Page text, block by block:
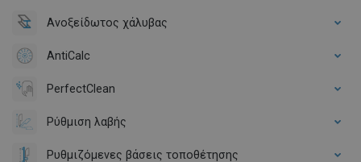
Ανοξείδωτος χάλυβας
AntiCalc
PerfectClean
Ρύθμιση λαβής
Ρυθμιζόμενες βάσεις τοποθέτησης